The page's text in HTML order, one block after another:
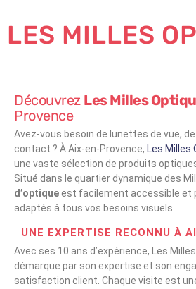
LES MILLES
Découvrez Les Milles
Provence
Avez-vous besoin de lunettes de vue,
contact ? À Aix-en-Provence, Les Milles
une vaste sélection de produits
Situé dans le quartier dynamique des
d’optiqueest facilement accessible et
adaptés à tous vos besoins visuels.
UNE EXPERTISE RECONNU À
Avec ses 10 ans d’expérience, Les
démarque par son expertise et son
satisfaction client. Chaque visite est